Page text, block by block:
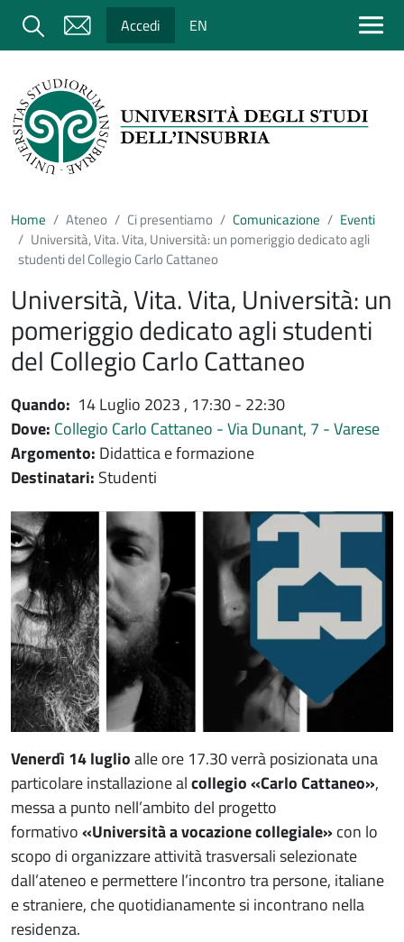
Salta al contenuto principale
Cerca Accedi EN
Home Ateneo Ci presentiamo Comunicazione
Eventi
Università, Vita. Vita, Università: un pomeriggio dedicato agli
studenti del Collegio Carlo Cattaneo
Università, Vita. Vita, Università: un
pomeriggio dedicato agli studenti
del Collegio Carlo Cattaneo
Quando: 14 Luglio 2023 , 17:30 - 22:30
Dove: Collegio Carlo Cattaneo - Via Dunant, 7 - Varese
Argomento: Didattica e formazione
Destinatari: Studenti
Immagine evento
Immagine
Venerdì 14 luglioalle ore 17.30 verrà posizionata una
particolare installazione alcollegio «Carlo Cattaneo»,
messa a punto nell’ambito del progetto
formativo«Università a vocazione collegiale» con lo
scopo di organizzare attività trasversali selezionate
dall’ateneo e permettere l’incontro tra persone, italiane
e straniere, che quotidianamente si incontrano nella
residenza.